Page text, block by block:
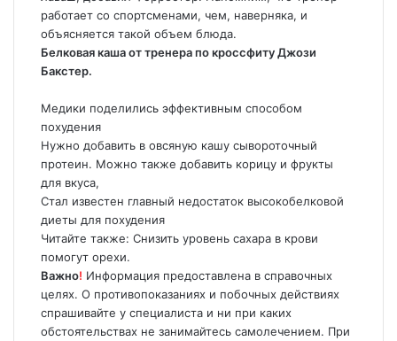
работает со спортсменами, чем, наверняка, и
объясняется такой объем блюда.
Белковая каша от тренера по кроссфиту Джози
Бакстер.
Медики поделились эффективным способом
похудения
Нужно добавить в овсяную кашу сывороточный
протеин. Можно также добавить корицу и фрукты
для вкуса,
Стал известен главный недостаток высокобелковой
диеты для похудения
Читайте также: Снизить уровень сахара в крови
помогут орехи.
Важно! Информация предоставлена в справочных
целях. О противопоказаниях и побочных действиях
спрашивайте у специалиста и ни при каких
обстоятельствах не занимайтесь самолечением. При